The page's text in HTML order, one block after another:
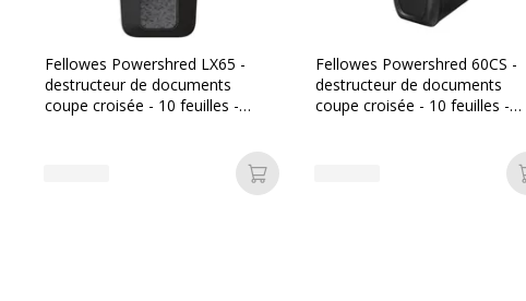
Caractéristiques générales
Caractéristiques générales
Fellowes Powershred LX65 -
destructeur de documents
coupe croisée - 10 feuilles -
Ajouter au panier
Fellowes Powershred 60CS -
destructeur de documents
coupe croisée - 10 feuilles -